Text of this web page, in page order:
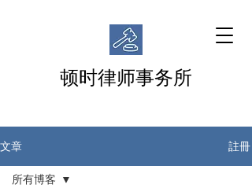
顿时律师事务所
文章 註冊
所有博客